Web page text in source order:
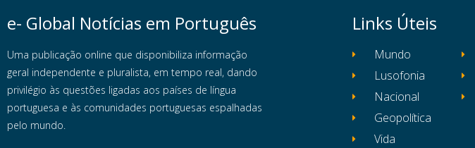
e- Global Notícias em Português
Uma publicação online que disponibiliza informação
geral independente e pluralista, em tempo real, dando
privilégio às questões ligadas aos países de língua
portuguesa e às comunidades portuguesas espalhadas
pelo mundo.
Links Úteis
Mundo
Lusofonia
Nacional
Geopolítica
Vida